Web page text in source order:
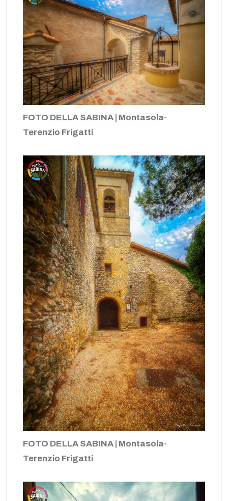
FOTO DELLA SABINA | Montasola-
Terenzio Frigatti
FOTO DELLA SABINA | Montasola-
Terenzio Frigatti